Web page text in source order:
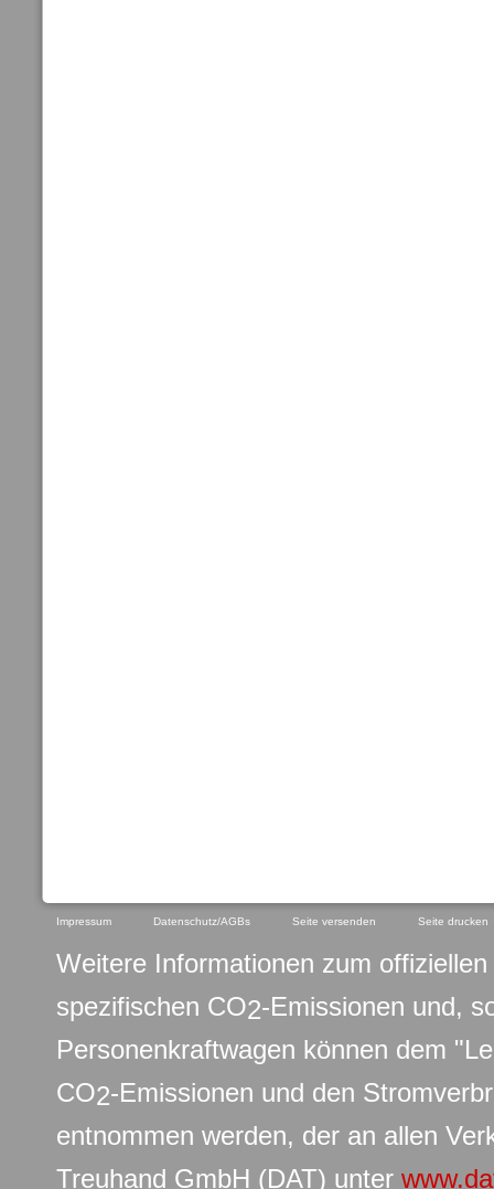
Impressum Datenschutz/AGBs Seite versenden Seite drucken
Weitere Informationen zum
spezifischen CO2-Emissionen und,
Personenkraftwagen können dem
CO2-Emissionen und den
entnommen werden, der an allen
Treuhand GmbH (DAT) unter